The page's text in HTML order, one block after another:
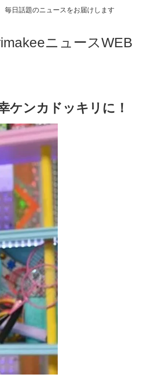
毎日話題のニュースをお届けします
ニュースWEB
ケンカドッキリに！